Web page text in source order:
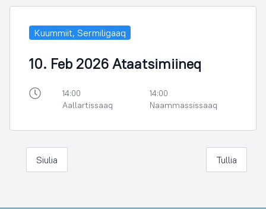
Kuummiit, Sermiligaaq
10. Feb 2026 Ataatsimiineq
14:00
Aallartissaaq
14:00
Naammassissaaq
Siulia Tullia